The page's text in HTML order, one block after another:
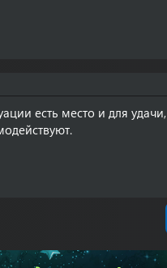
есть место и для